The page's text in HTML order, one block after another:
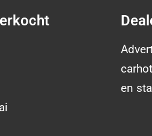
en